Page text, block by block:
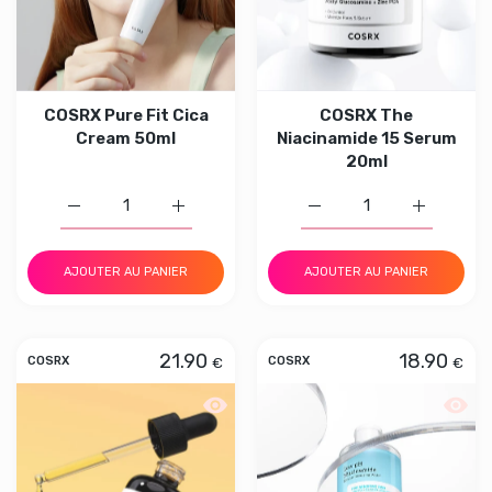
COSRX Pure Fit Cica
Cream 50ml
Augmenter la quantité de COSRX Pure
Augmenter la quantité de COSRX Pure Fit Cica Cream
AJOUTER AU PANIER
COSRX The
Niacinamide 15 Serum
20ml
Augmenter la quantité
AJOUTER AU PANIER
COSRX 21.90 €
Aperçu rapide COSRX The Vitamin C
COSRX 18.90 €